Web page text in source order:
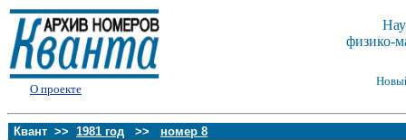
О проекте
физико-
Квант >> 1981 год >> номер 8